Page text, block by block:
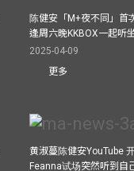
陈健安「M+夜不同」首
逢周六晚KKBOX一起听
2025-04-09
更多
黄淑蔓陈健安YouTube
Feanna试场突然听到自